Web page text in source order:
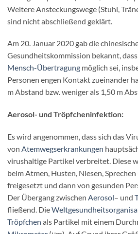
Weitere Ansteckungswege (Stuhl,
sind nicht abschließend geklärt.
Am 20. Januar 2020 gab die
Gesundheitskommission bekannt,
Mensch-Übertragung möglich sei,
Personen engen Kontakt zueinander
m Abstand bzw. weniger als 1,50 m
Aerosol- und Tröpfcheninfektion:
Es wird angenommen, dass sich das
von Atemwegserkrankungen
virushaltige Partikel verbreitet. Diese
beim Atmen, Husten, Niesen, Sprechen
freigesetzt und dann von gesunden
Der Übergang zwischen Aerosol– und
fließend. Die
Tröpfchen als Partikel mit einem